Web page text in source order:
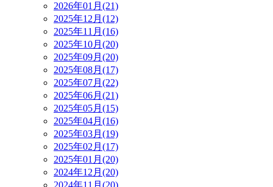
2026年01月(21)
2025年12月(12)
2025年11月(16)
2025年10月(20)
2025年09月(20)
2025年08月(17)
2025年07月(22)
2025年06月(21)
2025年05月(15)
2025年04月(16)
2025年03月(19)
2025年02月(17)
2025年01月(20)
2024年12月(20)
2024年11月(20)